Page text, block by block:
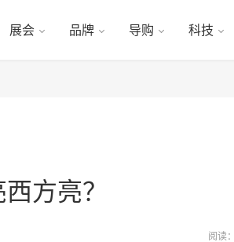
展会 品牌 导购 科技
方亮？
阅读：